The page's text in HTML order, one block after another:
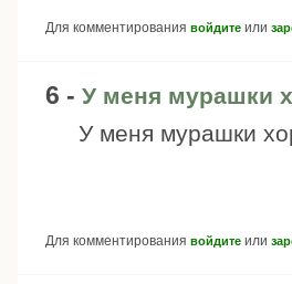
Для комментирования войдите или
6 - У меня мурашки
У меня мурашки
Для комментирования войдите или